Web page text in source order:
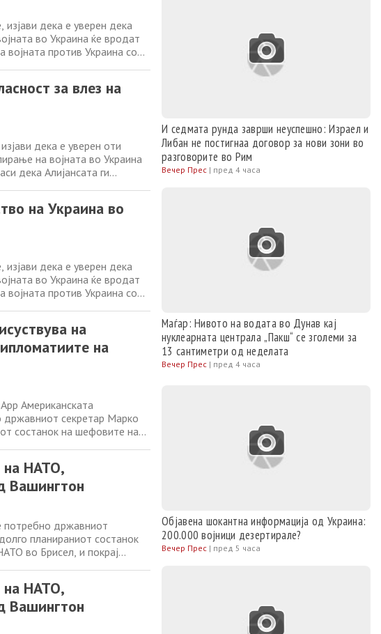
дека е уверен дека
во Украина ќе вродат
против Украина со
за влез на
дека е уверен оти
на војната во Украина
дека Алијансата ги
на Украина во
дека е уверен дека
во Украина ќе вродат
против Украина со
на
на
Американската
државниот секретар Марко
состанок на шефовите на
на НАТО,
Вашингтон
потребно државниот
планираниот состанок
во Брисел, и покрај
на НАТО,
Вашингтон
И седмата рунда заврши неуспешно: Израел и
Либан не постигнаа договор за нови зони во
разговорите во Рим
Вечер Прес | пред 4 часа
Маѓар: Нивото на водата во Дунав кај
нуклеарната централа „Пакш“ се зголеми за
13 сантиметри од неделата
Вечер Прес | пред 4 часа
Објавена шокантна информација од Украина:
200.000 војници дезертирале?
Вечер Прес | пред 5 часа